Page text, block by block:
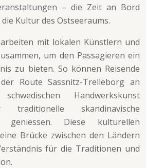
– die Zeit an Bord
Kultur des Ostseeraums.
mit lokalen Künstlern und
um den Passagieren ein
zu bieten. So können Reisende
Route Sassnitz-Trelleborg an
Handwerkskunst
traditionelle skandinavische
geniessen. Diese kulturellen
Brücke zwischen den Ländern
für die Traditionen und